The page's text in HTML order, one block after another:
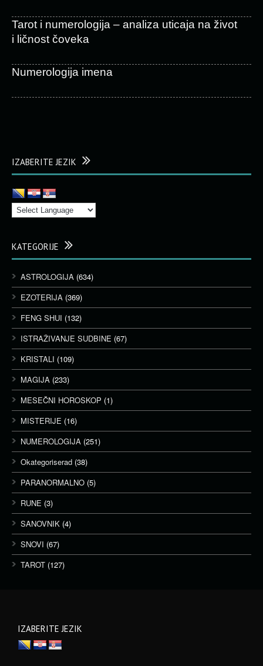
Tarot i numerologija – analiza uticaja na život
i ličnost čoveka
Numerologija imena
IZABERITE JEZIK
KATEGORIJE
ASTROLOGIJA (634)
EZOTERIJA (369)
FENG SHUI (132)
ISTRAŽIVANJE SUDBINE (67)
KRISTALI (109)
MAGIJA (233)
MESEČNI HOROSKOP (1)
MISTERIJE (16)
NUMEROLOGIJA (251)
Okategoriserad (38)
PARANORMALNO (5)
RUNE (3)
SANOVNIK (4)
SNOVI (67)
TAROT (127)
IZABERITE JEZIK